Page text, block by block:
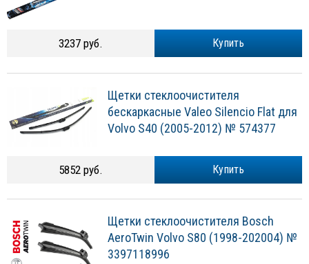
Купить
3237 руб.
Щетки стеклоочистителя
бескаркасные Valeo Silencio Flat для
Volvo S40 (2005-2012) № 574377
Купить
5852 руб.
Щетки стеклоочистителя Bosch
AeroTwin Volvo S80 (1998-202004) №
3397118996